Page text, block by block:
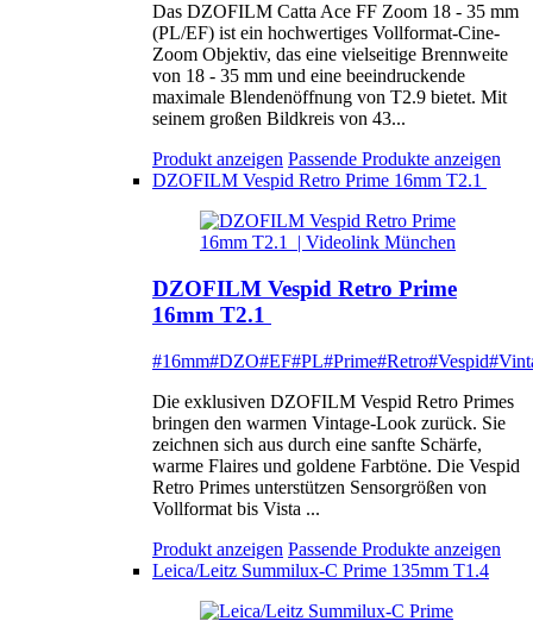
Das DZOFILM Catta Ace FF Zoom 18 - 35 mm
(PL/EF) ist ein hochwertiges Vollformat-Cine-
Zoom Objektiv, das eine vielseitige Brennweite
von 18 - 35 mm und eine beeindruckende
maximale Blendenöffnung von T2.9 bietet. Mit
seinem großen Bildkreis von 43...
Produkt anzeigen Passende Produkte anzeigen
DZOFILM Vespid Retro Prime 16mm T2.1
DZOFILM Vespid Retro Prime
16mm T2.1
#16mm#DZO#EF#PL#Prime#Retro#Vespid
Die exklusiven DZOFILM Vespid Retro Primes
bringen den warmen Vintage-Look zurück. Sie
zeichnen sich aus durch eine sanfte Schärfe,
warme Flaires und goldene Farbtöne. Die Vespid
Retro Primes unterstützen Sensorgrößen von
Vollformat bis Vista ...
Produkt anzeigen Passende Produkte anzeigen
Leica/Leitz Summilux-C Prime 135mm T1.4